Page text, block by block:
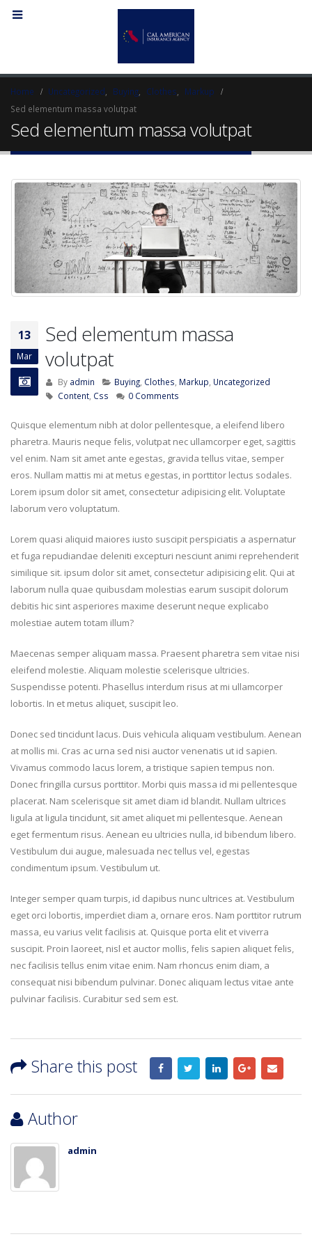
Home Uncategorized, Buying, Clothes,
Markup
Sed elementum massa volutpat
Sed elementum massa volutpat
13
Mar
Sed elementum massa
volutpat
By admin Buying, Clothes, Markup, Uncategorized
Content, Css 0 Comments
Quisque elementum nibh at dolor pellentesque, a eleifend libero
pharetra. Mauris neque felis, volutpat nec ullamcorper eget, sagittis
vel enim. Nam sit amet ante egestas, gravida tellus vitae, semper
eros. Nullam mattis mi at metus egestas, in porttitor lectus sodales.
Lorem ipsum dolor sit amet, consectetur adipisicing elit. Voluptate
laborum vero voluptatum.
Lorem quasi aliquid maiores iusto suscipit perspiciatis a aspernatur
et fuga repudiandae deleniti excepturi nesciunt animi reprehenderit
similique sit. ipsum dolor sit amet, consectetur adipisicing elit. Qui at
laborum nulla quae quibusdam molestias earum suscipit dolorum
debitis hic sint asperiores maxime deserunt neque explicabo
molestiae autem totam illum?
Maecenas semper aliquam massa. Praesent pharetra sem vitae nisi
eleifend molestie. Aliquam molestie scelerisque ultricies.
Suspendisse potenti. Phasellus interdum risus at mi ullamcorper
lobortis. In et metus aliquet, suscipit leo.
Donec sed tincidunt lacus. Duis vehicula aliquam vestibulum. Aenean
at mollis mi. Cras ac urna sed nisi auctor venenatis ut id sapien.
Vivamus commodo lacus lorem, a tristique sapien tempus non.
Donec fringilla cursus porttitor. Morbi quis massa id mi pellentesque
placerat. Nam scelerisque sit amet diam id blandit. Nullam ultrices
ligula at ligula tincidunt, sit amet aliquet mi pellentesque. Aenean
eget fermentum risus. Aenean eu ultricies nulla, id bibendum libero.
Vestibulum dui augue, malesuada nec tellus vel, egestas
condimentum ipsum. Vestibulum ut.
Integer semper quam turpis, id dapibus nunc ultrices at. Vestibulum
eget orci lobortis, imperdiet diam a, ornare eros. Nam porttitor rutrum
massa, eu varius velit facilisis at. Quisque porta elit et viverra
suscipit. Proin laoreet, nisl et auctor mollis, felis sapien aliquet felis,
nec facilisis tellus enim vitae enim. Nam rhoncus enim diam, a
consequat nisi bibendum pulvinar. Donec aliquam lectus vitae ante
pulvinar facilisis. Curabitur sed sem est.
Share this post
Author
admin
Hello world!
Etiam laoreet sem eget
June 13, 2016
Aliquam erat volutpat
June 13, 2016
May 13, 2016
eros rhoncus
March 13, 2016
Sed
volutpat
March 13, 2016